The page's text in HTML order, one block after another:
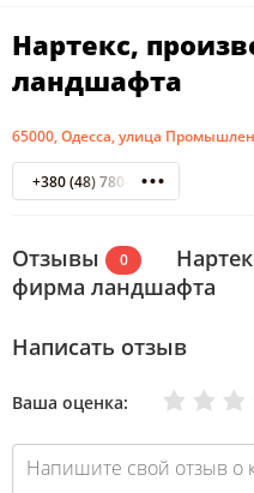
Нартекс,
ландшафта
65000, Одесса, улица
+380 (48) 780-01-76
Отзывы 0
фирма ландшафта
Написать отзыв
Ваша оценка: Хорошо
Нормально
Плохо
Очень плохо